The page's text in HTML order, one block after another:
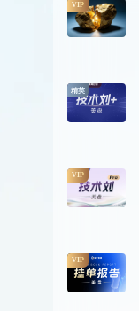
VIP
精英
VIP
VIP